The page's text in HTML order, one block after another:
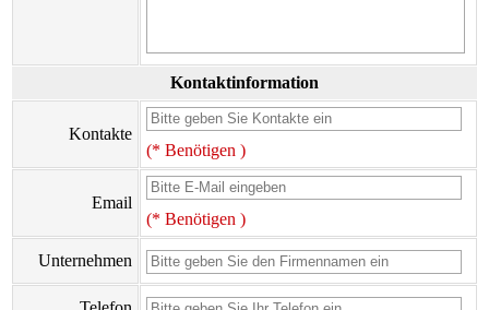
Kontaktinformation
Kontakte
(* Benötigen )
Email
(* Benötigen )
Unternehmen